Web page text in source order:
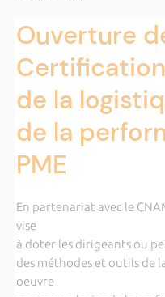
Ouverture
de la
de la
PME
En partenariat avec le
vise
à doter les dirigeants ou
des méthodes et outils de
oeuvre